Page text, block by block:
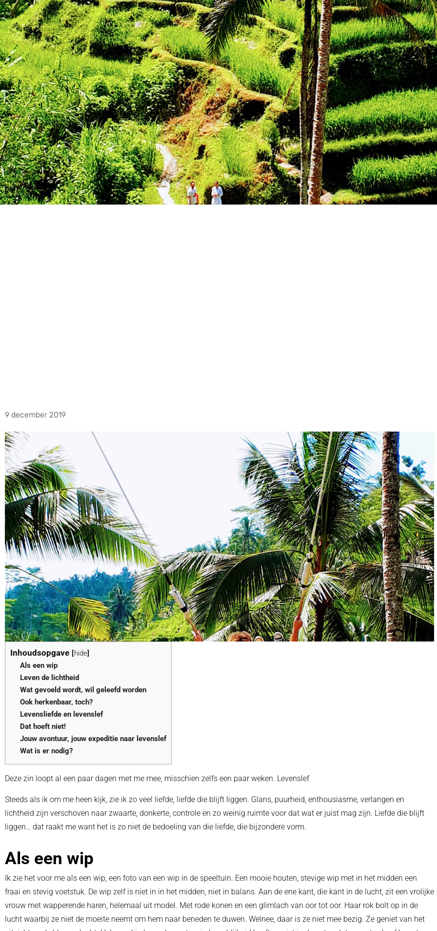
9 december 2019
Inhoudsopgave
hide
Als een wip
Leven de lichtheid
Wat gevoeld wordt, wil geleefd worden
Ook herkenbaar, toch?
Levensliefde en levenslef
Dat hoeft niet!
Jouw avontuur, jouw expeditie naar levenslef
Wat is er nodig?
Deze zin loopt al een paar dagen met me mee, misschien zelfs een paar weken. Levenslef
Steeds als ik om me heen kijk, zie ik zo veel liefde, liefde die blijft liggen. Glans, puurheid, enthousiasme, verlangen en
lichtheid zijn verschoven naar zwaarte, donkerte, controle en zo weinig ruimte voor dat wat er juist mag zijn. Liefde die blijft
liggen… dat raakt me want het is zo niet de bedoeling van die liefde, die bijzondere vorm.
Als een wip
Ik zie het voor me als een wip, een foto van een wip in de speeltuin. Een mooie houten, stevige wip met in het midden een
fraai en stevig voetstuk. De wip zelf is niet in in het midden, niet in balans. Aan de ene kant, die kant in de lucht, zit een vrolijke
vrouw met wapperende haren, helemaal uit model. Met rode konen en een glimlach van oor tot oor. Haar rok bolt op in de
lucht waarbij ze niet de moeite neemt om hem naar beneden te duwen. Welnee, daar is ze niet mee bezig. Ze geniet van het